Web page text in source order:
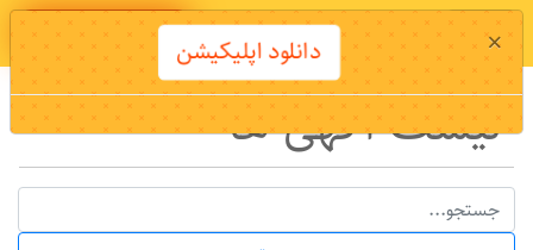
دانلود اپلیکیشن
لیست آگهی ها
× دانلود اپلیکیشن